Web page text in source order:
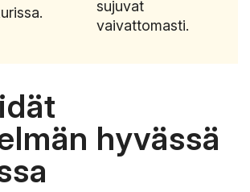
sujuvat
vaivattomasti.
hyvässä